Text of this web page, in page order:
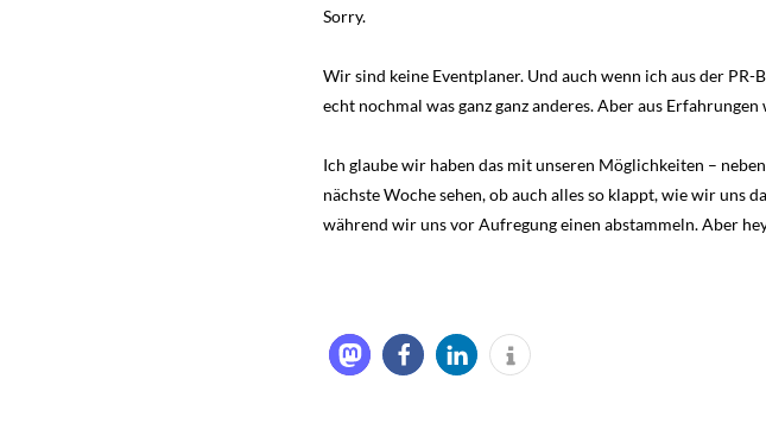
Sorry.
Wir sind keine Eventplaner. Und auch wenn ich aus der
echt nochmal was ganz ganz anderes. Aber aus
Ich glaube wir haben das mit unseren Möglichkeiten –
nächste Woche sehen, ob auch alles so klappt, wie wir uns
während wir uns vor Aufregung einen abstammeln. Aber